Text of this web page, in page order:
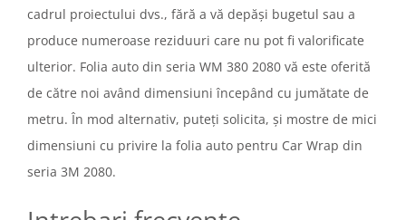
cadrul proiectului dvs., fără a vă depăși bugetul sau a
produce numeroase reziduuri care nu pot fi valorificate
ulterior. Folia auto din seria WM 380 2080 vă este oferită
de către noi având dimensiuni începând cu jumătate de
metru. În mod alternativ, puteți solicita, și mostre de mici
dimensiuni cu privire la folia auto pentru Car Wrap din
seria 3M 2080.